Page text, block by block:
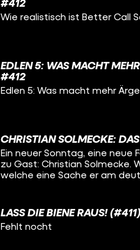
#412
Wie realistisch ist Better Call
EDLEN 5: WAS MACHT
#412
Edlen 5: Was macht mehr
CHRISTIAN SOLMECKE:
Ein neuer Sonntag, eine neue
zu Gast: Christian Solmecke.
welche eine Sache er am
LASS DIE BIENE RAUS! (#411)
Fehlt nocht